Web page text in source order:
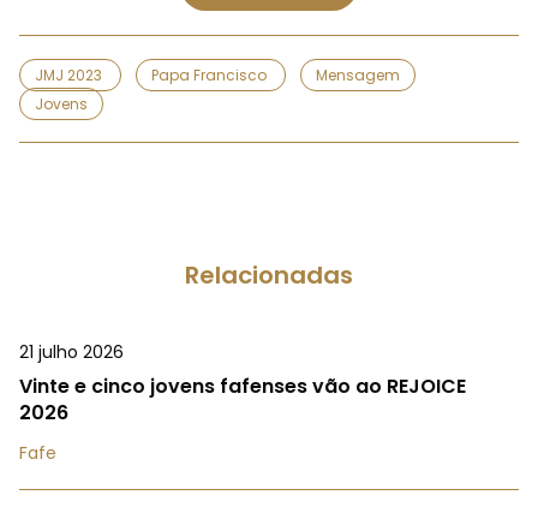
JMJ 2023 Papa Francisco
Mensagem
Jovens
Relacionadas
21 julho 2026
Vinte e cinco jovens fafenses vão ao REJOICE
2026
Fafe